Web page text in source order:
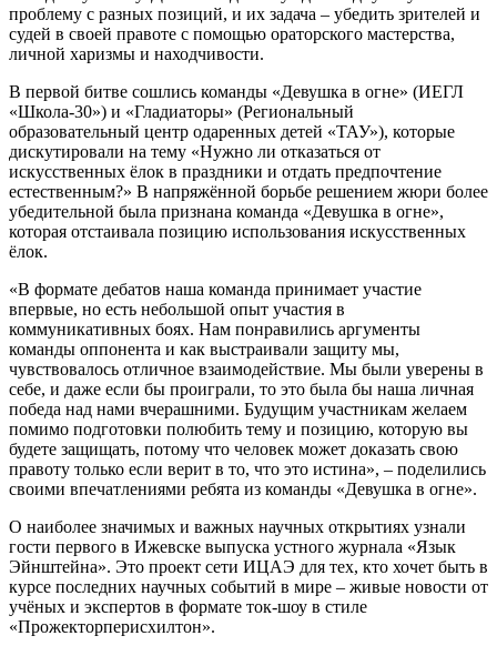
проблему с разных позиций, и их задача – убедить зрителей и
судей в своей правоте с помощью ораторского мастерства,
личной харизмы и находчивости.
В первой битве сошлись команды «Девушка в огне» (ИЕГЛ
«Школа-30») и «Гладиаторы» (Региональный
образовательный центр одаренных детей «ТАУ»), которые
дискутировали на тему «Нужно ли отказаться от
искусственных ёлок в праздники и отдать предпочтение
естественным?» В напряжённой борьбе решением жюри более
убедительной была признана команда «Девушка в огне»,
которая отстаивала позицию использования искусственных
ёлок.
«В формате дебатов наша команда принимает участие
впервые, но есть небольшой опыт участия в
коммуникативных боях. Нам понравились аргументы
команды оппонента и как выстраивали защиту мы,
чувствовалось отличное взаимодействие. Мы были уверены в
себе, и даже если бы проиграли, то это была бы наша личная
победа над нами вчерашними. Будущим участникам желаем
помимо подготовки полюбить тему и позицию, которую вы
будете защищать, потому что человек может доказать свою
правоту только если верит в то, что это истина», – поделились
своими впечатлениями ребята из команды «Девушка в огне».
О наиболее значимых и важных научных открытиях узнали
гости первого в Ижевске выпуска устного журнала «Язык
Эйнштейна». Это проект сети ИЦАЭ для тех, кто хочет быть в
курсе последних научных событий в мире – живые новости от
учёных и экспертов в формате ток-шоу в стиле
«Прожекторперисхилтон».